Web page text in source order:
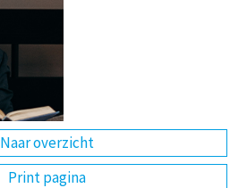
Naar overzicht
Print pagina
DE EN